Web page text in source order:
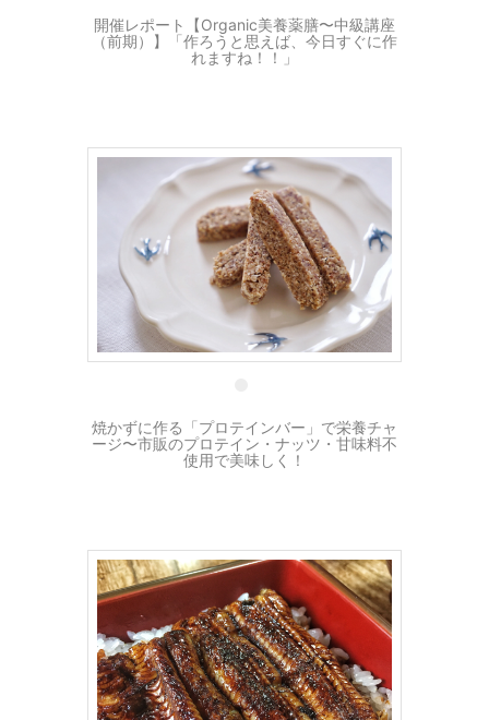
開催レポート【Organic美養薬膳〜中級講座
（前期）】「作ろうと思えば、今日すぐに作
れますね！！」
17 3月
焼かずに作る「プロテインバー」で栄養チャ
ージ〜市販のプロテイン・ナッツ・甘味料不
使用で美味しく！